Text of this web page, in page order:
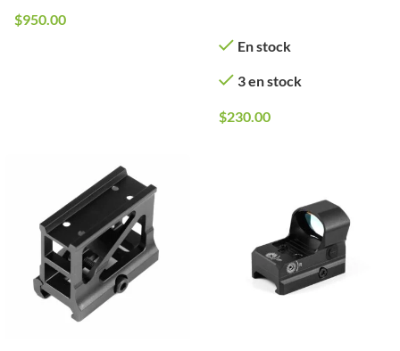
$950.00
En stock
3 en stock
$230.00